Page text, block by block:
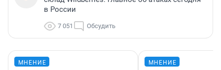
в России
7 051 Обсудить
МНЕНИЕ МНЕНИЕ